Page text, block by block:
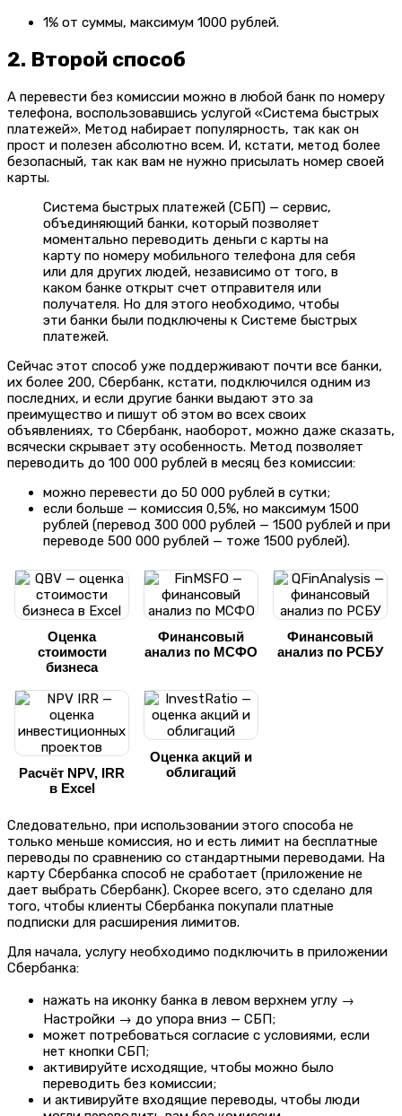
1% от суммы, максимум 1000 рублей.
2. Второй способ
А перевести без комиссии можно в любой банк по номеру
телефона, воспользовавшись услугой «Система быстрых
платежей». Метод набирает популярность, так как он
прост и полезен абсолютно всем. И, кстати, метод более
безопасный, так как вам не нужно присылать номер своей
карты.
Система быстрых платежей (СБП) — сервис,
объединяющий банки, который позволяет
моментально переводить деньги с карты на
карту по номеру мобильного телефона для себя
или для других людей, независимо от того, в
каком банке открыт счет отправителя или
получателя. Но для этого необходимо, чтобы
эти банки были подключены к Системе быстрых
платежей.
Сейчас этот способ уже поддерживают почти все банки,
их более 200, Сбербанк, кстати, подключился одним из
последних, и если другие банки выдают это за
преимущество и пишут об этом во всех своих
объявлениях, то Сбербанк, наоборот, можно даже сказать,
всячески скрывает эту особенность. Метод позволяет
переводить до 100 000 рублей в месяц без комиссии:
можно перевести до 50 000 рублей в сутки;
если больше — комиссия 0,5%, но максимум 1500
рублей (перевод 300 000 рублей — 1500 рублей и при
переводе 500 000 рублей — тоже 1500 рублей).
Оценка
стоимости
бизнеса
Финансовый
анализ по МСФО
Финансовый
анализ по РСБУ
Расчёт NPV, IRR
в Excel
Оценка акций и
облигаций
Следовательно, при использовании этого способа не
только меньше комиссия, но и есть лимит на бесплатные
переводы по сравнению со стандартными переводами. На
карту Сбербанка способ не сработает (приложение не
дает выбрать Сбербанк). Скорее всего, это сделано для
того, чтобы клиенты Сбербанка покупали платные
подписки для расширения лимитов.
Для начала, услугу необходимо подключить в приложении
Сбербанка:
нажать на иконку банка в левом верхнем углу →
Настройки → до упора вниз — СБП;
может потребоваться согласие с условиями, если
нет кнопки СБП;
активируйте исходящие, чтобы можно было
переводить без комиссии;
и активируйте входящие переводы, чтобы люди